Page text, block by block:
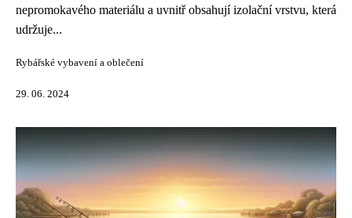
nepromokavého materiálu a uvnitř obsahují izolační vrstvu, která
udržuje...
Rybářské vybavení a oblečení
29. 06. 2024